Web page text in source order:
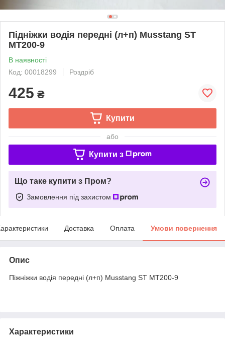
Підніжки водія передні (л+п) Musstang ST
MT200-9
В наявності
Код: 00018299
Роздріб
425 ₴
Купити
або
Купити з
Що таке купити з Пром?
Замовлення під захистом
Доставка Оплата Умови повернення
Опис
Піжніжки водія передні (л+п) Musstang ST MT200-9
Характеристики